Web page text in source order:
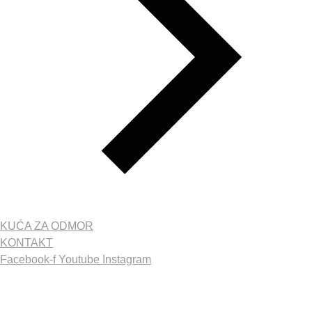
KUĆA ZA ODMOR
KONTAKT
Facebook-f Youtube Instagram